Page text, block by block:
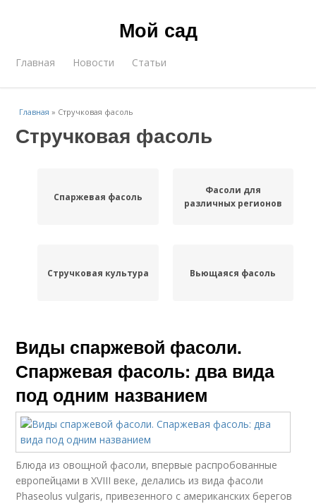
Мой сад
Главная Новости Статьи
Главная » Стручковая фасоль
Стручковая фасоль
Спаржевая фасоль
Фасоли для
различных регионов
Стручковая культура Вьющаяся фасоль
Виды спаржевой фасоли.
Спаржевая фасоль: два вида
под одним названием
Блюда из овощной фасоли, впервые распробованные
европейцами в XVIII веке, делались из вида фасоли
Phaseolus vulgaris, привезенного с американских берегов